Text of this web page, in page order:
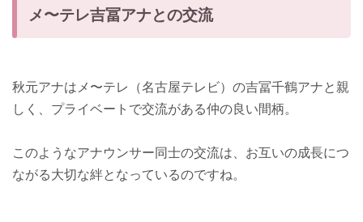
メ〜テレ吉冨アナとの交流
秋元アナはメ〜テレ（名古屋テレビ）の吉冨千鶴アナと親
しく、プライベートで交流がある仲の良い間柄。
このようなアナウンサー同士の交流は、お互いの成長につ
ながる大切な絆となっているのですね。